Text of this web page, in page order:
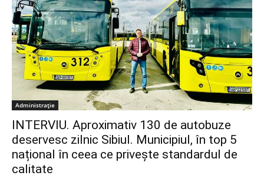
Administrație
INTERVIU. Aproximativ 130 de autobuze
deservesc zilnic Sibiul. Municipiul, în top 5
național în ceea ce privește standardul de
calitate